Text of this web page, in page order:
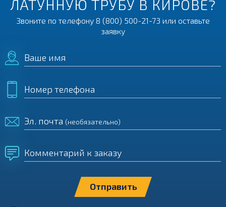
ЛАТУННУЮ ТРУБУ В КИРОВЕ?
Звоните по телефону 8 (800) 500-21-73 или оставьте
заявку
Ваше имя
Номер телефона
Эл. почта (необязательно)
Комментарий к заказу